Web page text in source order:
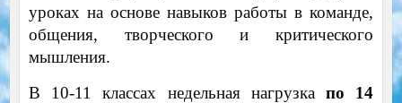
уроках на основе навыков работы в команде,
общения, творческого и критического
мышления.
В 10-11 классах недельная нагрузка по 14